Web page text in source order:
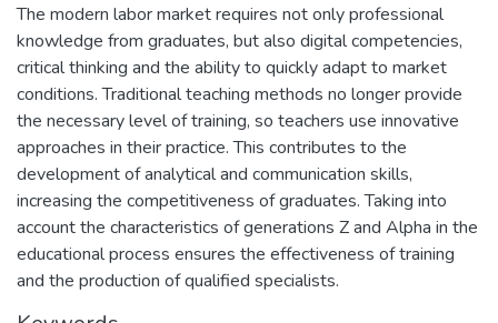
The modern labor market requires not only professional
knowledge from graduates, but also digital competencies,
critical thinking and the ability to quickly adapt to market
conditions. Traditional teaching methods no longer provide
the necessary level of training, so teachers use innovative
approaches in their practice. This contributes to the
development of analytical and communication skills,
increasing the competitiveness of graduates. Taking into
account the characteristics of generations Z and Alpha in the
educational process ensures the effectiveness of training
and the production of qualified specialists.